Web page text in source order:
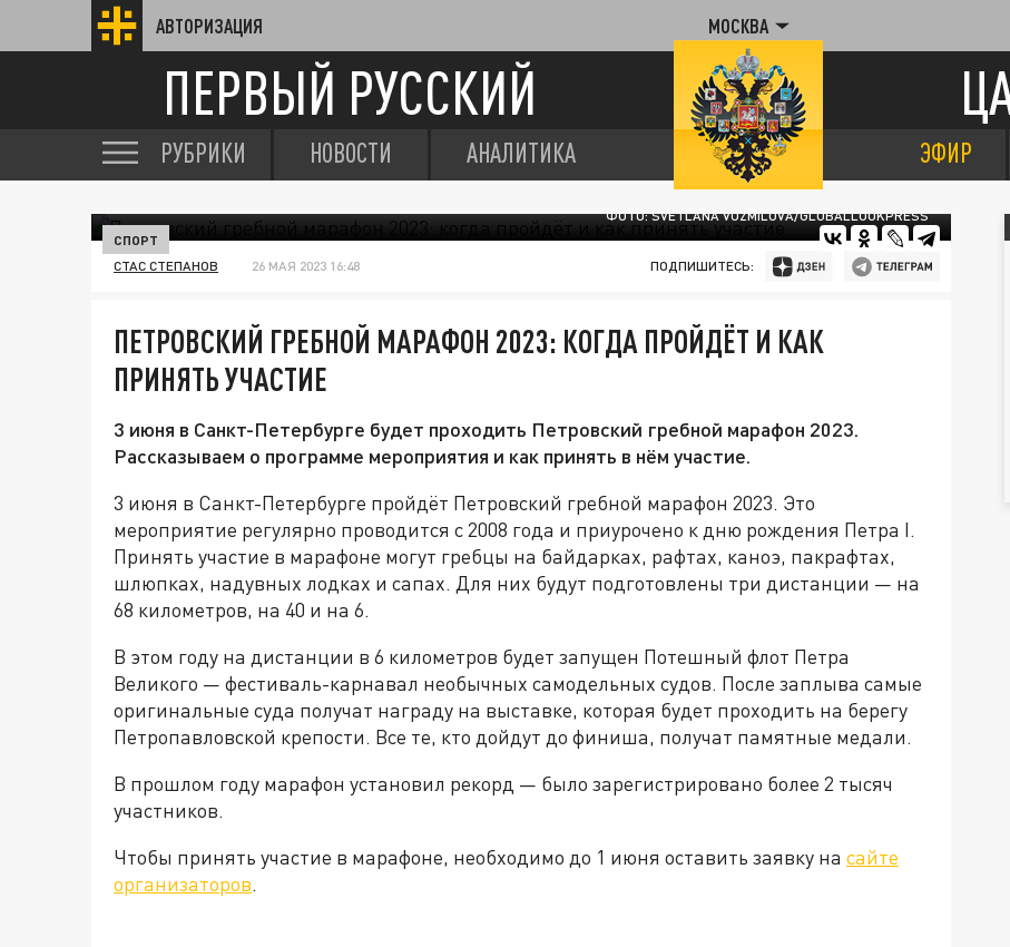
АВТОРИЗАЦИЯ МОСКВА
ПЕРВЫЙ РУССКИЙ
РУБРИКИ НОВОСТИ АНАЛИТИКА ЭФИР
ФОТО: SVETLANA VOZMILOVA/GLOBALLOOKPRESS
СПОРТ
СТАС СТЕПАНОВ 26 МАЯ 2023 16:48 ПОДПИШИТЕСЬ:
ПЕТРОВСКИЙ ГРЕБНОЙ МАРАФОН 2023: КОГДА ПРОЙДЁТ И КАК
ПРИНЯТЬ УЧАСТИЕ
3 июня в Санкт-Петербурге будет проходить Петровский гребной марафон 2023.
Рассказываем о программе мероприятия и как принять в нём участие.
3 июня в Санкт-Петербурге пройдёт Петровский гребной марафон 2023. Это
мероприятие регулярно проводится с 2008 года и приурочено к дню рождения Петра I.
Принять участие в марафоне могут гребцы на байдарках, рафтах, каноэ, пакрафтах,
шлюпках, надувных лодках и сапах. Для них будут подготовлены три дистанции — на
68 километров, на 40 и на 6.
В этом году на дистанции в 6 километров будет запущен Потешный флот Петра
Великого — фестиваль-карнавал необычных самодельных судов. После заплыва самые
оригинальные суда получат награду на выставке, которая будет проходить на берегу
Петропавловской крепости. Все те, кто дойдут до финиша, получат памятные медали.
В прошлом году марафон установил рекорд — было зарегистрировано более 2 тысяч
участников.
Чтобы принять участие в марафоне, необходимо до 1 июня оставить заявку на сайте
организаторов.